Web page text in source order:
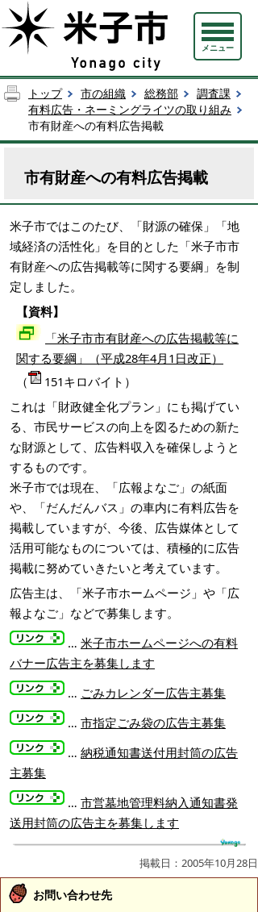
メニュー
トップ 市の組織 総務部
調査課
有料広告・ネーミングライツの取り組み
市有財産への有料広告掲載
市有財産への有料広告掲載
米子市ではこのたび、「財源の確保」「地
域経済の活性化」を目的とした「米子市市
有財産への広告掲載等に関する要綱」を制
定しました。
【資料】
「米子市市有財産への広告掲載等に
関する要綱」（平成28年4月1日改正）
（
151キロバイト）
これは「財政健全化プラン」にも掲げてい
る、市民サービスの向上を図るための新た
な財源として、広告料収入を確保しようと
するものです。
米子市では現在、「広報よなご」の紙面
や、「だんだんバス」の車内に有料広告を
掲載していますが、今後、広告媒体として
活用可能なものについては、積極的に広告
掲載に努めていきたいと考えています。
広告主は、「米子市ホームページ」や「広
報よなご」などで募集します。
… 米子市ホームページへの有料
バナー広告主を募集します
… ごみカレンダー広告主募集
… 市指定ごみ袋の広告主募集
… 納税通知書送付用封筒の広告
主募集
… 市営墓地管理料納入通知書発
送用封筒の広告主を募集します
掲載日：2005年10月28日
お問い合わせ先